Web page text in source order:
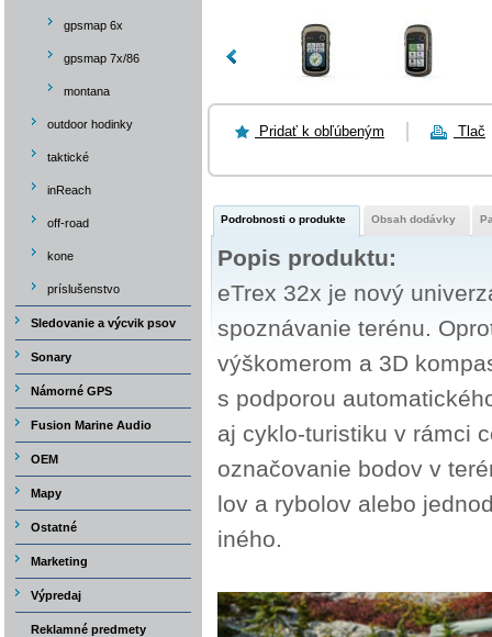
Pridať k obľúbeným Tlač
Podrobnosti o produkte Obsah dodávky
Popis produktu:
eTrex 32x je nový
spoznávanie terénu.
výškomerom a 3D
s podporou
aj cyklo-turistiku v rámci
označovanie bodov v
lov a rybolov alebo
iného.
gpsmap 6x
gpsmap 7x/86
montana
outdoor hodinky
taktické
inReach
off-road
kone
príslušenstvo
Sledovanie a výcvik psov
Sonary
Námorné GPS
Fusion Marine Audio
OEM
Mapy
Ostatné
Marketing
Výpredaj
Reklamné predmety